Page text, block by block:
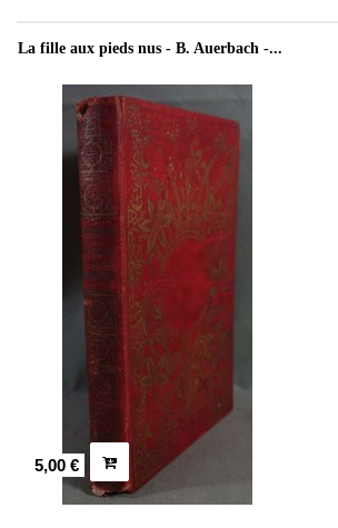
La fille aux pieds nus - B. Auerbach -...
5,00 €